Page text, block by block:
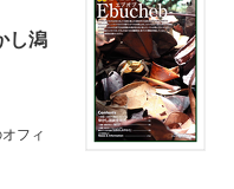
し潟
フィ